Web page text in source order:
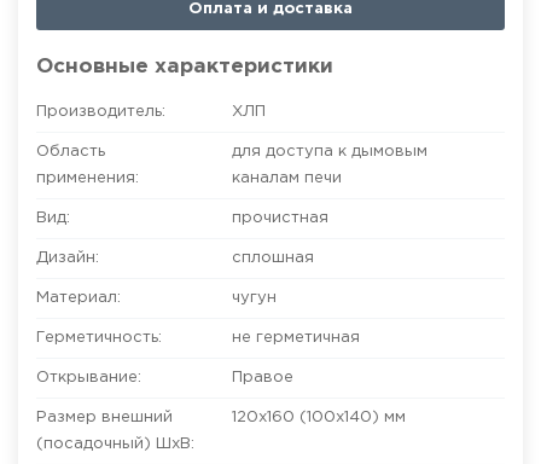
Оплата и доставка
Основные характеристики
Производитель: ХЛП
Область
применения:
для доступа к дымовым
каналам печи
Вид: прочистная
Дизайн: сплошная
Материал: чугун
Герметичность: не герметичная
Открывание: Правое
Размер внешний
(посадочный) ШхВ:
120х160 (100х140) мм